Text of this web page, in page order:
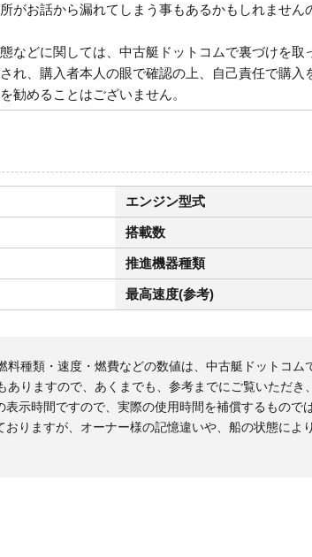
がお話から漏れてしまう事もあるかもしれませ
などに関しては、中古艇ドットコムで裏づけを
れ、購入者本人の眼で確認の上、自己責任で購入
勧めることはございません。
エンジン型式
搭載数
推進機器種類
最高速度(参考)
種類・速度・燃費などの数値は、中古艇ドットコ
りますので、あくまでも、参考までにご覧いただ
示時間ですので、実際の使用時間を補償するもので
りますが、オーナー様の記憶違いや、船の状態に